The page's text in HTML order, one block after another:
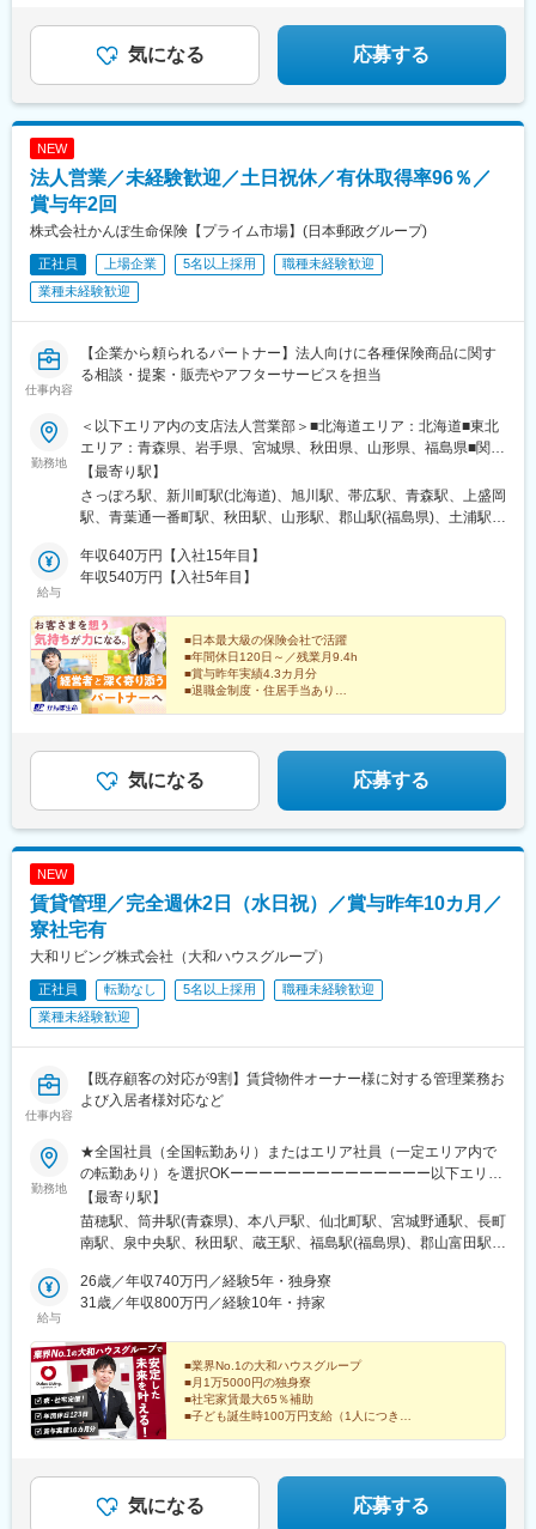
ナー)、東池袋駅、中野駅(東京都)、千歳烏山駅、大森駅(東京都)、
蒲田駅、田無駅、立川南駅、八王子駅、町田駅、島ノ関駅、烏丸
駅、博多駅、茶山駅(福岡県)、桜並木駅、西鉄久留米駅、佐賀駅、
佐世保駅、桜町駅(長崎県)、花畑町駅、大分駅、宮崎駅、天文館通
駅、おもろまち駅、てだこ浦西駅、松本駅、長野駅、新潟駅、富
静岡駅、藤枝駅、浜松駅、新川駅(愛知県)、東岡崎駅、熱田神宮伝
馬町駅、勝川駅、久屋大通駅、一社駅、中村公園駅、西一宮駅、
駅、徳山駅、宇部新川駅、下関駅、瓦町駅、南堀端駅、眉山ロー
プウェイ山麓駅、高知橋駅、三越前駅、麻生駅、大通駅、新札幌
目駅、上熊谷駅、本川越駅、新越谷駅、千葉中央駅、船橋駅、本
八幡駅(総武線)、向ケ丘遊園駅、武蔵溝ノ口駅、川崎駅、伊勢佐木
長者町駅、汐入駅、金沢八景駅(京急線)、京成小岩駅、千住大橋
駅、赤羽岩淵駅、神田駅(東京都)、日暮里駅、都電雑司ケ谷駅、芦
花公園駅、大森海岸駅、京急蒲田駅、立川駅、京王八王子駅、び
わ湖浜大津駅、四条駅(京都市営)、桃山御陵前駅、高槻駅、堺筋本
町駅、ドーム前駅、我孫子町駅、河内永和駅、蛸地蔵駅、川西池
田駅、大物駅、西宮駅(ＪＲ線)、神戸三宮駅(阪急・神戸高速)、鷹
取駅、山陽姫路駅、旦過駅、黒崎駅、香椎宮前駅、櫛田神社前
駅、高見馬場駅、牧志駅、西松本駅、福井口駅、新清水駅、新静
岡駅、新浜松駅、駅前大通駅、神宮前駅、栄町駅(愛知県)、名鉄一
宮駅、近鉄四日市駅、岐阜駅、城下駅(岡山県)、倉敷駅、段原一丁
目駅、西広島駅、栗林公園北口駅、西堀端駅、高知駅前駅、茅場
町駅、札幌駅、杉並町駅、広瀬通駅、川越市駅、葭川公園駅、大
駅、野島公園駅、小伝馬町駅、三河島駅、東池袋四丁目駅、立川
北駅、石場駅、五条駅(京都市営)、中書島駅、淀屋橋駅、ドーム前
千代崎駅、長居駅(地下鉄)、布施駅、三ノ宮駅、小倉駅(福岡県)、
西黒崎駅、香椎駅、祇園駅(福岡県)、南福岡駅、中佐世保駅、五島
町駅、辛島町駅、甲東中学校前駅、新富町駅(富山県)、福井駅(福
宮駅、郵便局前駅、的場町駅、東高須駅、本町一丁目駅、高知駅
気になる 応募する
NEW
法人営業／未経験歓迎／土日祝休／有休取得率96％／
賞与年2回
株式会社かんぽ生命保険【プライム市場】(日本郵政グループ)
正社員 上場企業 5名以上採用
職種未経験歓迎
業種未経験歓迎
仕事内容
【企業から頼られるパートナー】法人向けに各種保険商品に関す
る相談・提案・販売やアフターサービスを担当
勤務地
＜以下エリア内の支店法人営業部＞■北海道エリア：北海道■東北
エリア：青森県、岩手県、宮城県、秋田県、山形県、福島県■関東
エリア：茨城県、栃木県、群馬県、埼玉県、千葉県■東京エリア：
東京都■南関東エリア：神奈川県、山梨県■信越エリア：新潟県、
長野県■北陸エリア：富山県、石川県、福井県■東海エリア：岐阜
府、兵庫県、奈良県、和歌山県■中国エリア：岡山県、広島県、山
口県、鳥取県、島根県■四国エリア：徳島県、香川県、愛媛県、高
児島県、熊本県※初期配属の都道府県を希望できます！U・Iターン
歓迎！※当面転勤なし／エリア内での転勤の可能性あり※配属先の
法人営業部は、応募者の希望も踏まえて決定します■受動喫煙対
策：屋内禁煙
【最寄り駅】
さっぽろ駅、新川町駅(北海道)、旭川駅、帯広駅、青森駅、上盛岡
駅、青葉通一番町駅、秋田駅、山形駅、郡山駅(福島県)、土浦駅、
中央駅、柏駅、南船橋駅、日本大通り駅、八丁畷駅、藤沢駅、海
老名駅(相鉄・小田急)、甲府駅、神谷町駅、西新宿駅、入谷駅(東
松本駅、電気ビル前駅、末広町駅(富山県)、北鉄金沢駅、福井駅、
名鉄岐阜駅、静岡駅、三島広小路駅、第一通り駅、伏見駅(愛知
県)、中岡崎駅、あすなろう四日市駅、大津駅、京都駅、天満橋
駅、堺駅、布施駅、西元町駅、姫路駅、新大宮駅、和歌山市駅、
鳥取駅、松江駅、郵便局前駅、白島駅(広島電鉄線)、福山駅、新山
駅(福岡県)、天神駅、西鉄久留米駅、佐賀駅、浦上駅前駅、佐世保
駅、花畑町駅、大分駅、宮崎駅、鹿児島中央駅、大通駅、松風町
Ｒ河内永和駅、みなと元町駅、山陽姫路駅、田町駅(岡山県)、家庭
裁判所前駅、高松駅(香川県)、宮田町駅、高知駅前駅、平和通駅、
西鉄福岡駅、櫛原駅、茂里町駅、佐世保中央駅、辛島町駅、鹿児
駅、葭川公園駅、馬車道駅、御成門駅、新宿西口駅、稲荷町駅(東
京都)、品川駅、電鉄富山駅・エスタ前駅、坂下町駅、福井城址大
駅、旦過駅、天神南駅、浦上駅、中佐世保駅、熊本城・市役所前
駅、都通駅
給与
年収640万円【入社15年目】
年収540万円【入社5年目】
■日本最大級の保険会社で活躍
■年間休日120日～／残業月9.4h
■賞与昨年実績4.3カ月分
■退職金制度・住居手当あり
企業の経営と働く人の安心を支えていきませんか？
気になる 応募する
NEW
賃貸管理／完全週休2日（水日祝）／賞与昨年10カ月／
寮社宅有
大和リビング株式会社（大和ハウスグループ）
正社員 転勤なし 5名以上採用
職種未経験歓迎
業種未経験歓迎
仕事内容
【既存顧客の対応が9割】賃貸物件オーナー様に対する管理業務お
よび入居者様対応など
勤務地
★全国社員（全国転勤あり）またはエリア社員（一定エリア内で
の転勤あり）を選択OKーーーーーーーーーーーーーー以下エリア
希望の方は希望勤務地（県）を優先します。UIターン希望の方も
ぜひご応募ください。・甲信エリア・中部エリア・中国エリアー
ーーーーーーーーーーーーー※希望勤務地を考慮※マイカー通勤応
可能です。 詳しくは採用担当までお問い合わせください。47都
道府県の各拠点に配属させていただきます。受動喫煙対策：屋内
【最寄り駅】
苗穂駅、筒井駅(青森県)、本八戸駅、仙北町駅、宮城野通駅、長町
南駅、泉中央駅、秋田駅、蔵王駅、福島駅(福島県)、郡山富田駅、
町駅、綾瀬駅、瑞江駅、南大沢駅、立川北駅、吉祥寺駅、府中駅
(東京都)、東久留米駅、新高島駅、新川崎駅、中川駅(神奈川県)、
浦和駅、川越駅、熊谷駅、川口駅、新越谷駅、越谷レイクタウン
駅、武蔵藤沢駅、八潮駅、北上尾駅、千葉駅、幕張駅、鎌取駅、
本八幡駅(総武線)、西船橋駅、祇園駅(千葉県)、幸谷駅、柏駅、五
井駅、流山おおたかの森駅、水戸駅、大甕駅、研究学園駅、守谷
駅、宇都宮駅、鶴田駅、小山駅、高崎駅、井野駅(群馬県)、太田駅
信濃荒井駅、広貫堂前駅、高岡駅、割出駅、野々市工大前駅、西
別院駅、敦賀駅、ささしまライブ駅、伏屋駅、徳重駅、長久手古
給与
26歳／年収740万円／経験5年・独身寮
31歳／年収800万円／経験10年・持家
■業界No.1の大和ハウスグループ
■月1万5000円の独身寮
■社宅家賃最大65％補助
■子ども誕生時100万円支給（1人につき）
顧客に寄り添い、深い関係性を築けます。
気になる 応募する